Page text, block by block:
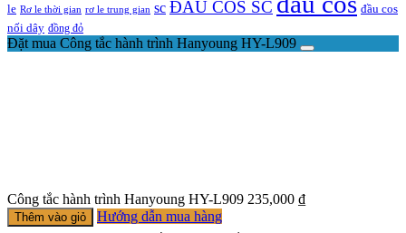
le Rơ le thời gian rơ le trung gian sc ĐẦU COS SC
đầu cos
nối dây đồng đỏ
Đặt mua Công tắc hành trình Hanyoung HY-L909
Công tắc hành trình Hanyoung HY-L909 235,000 ₫
Thêm vào giỏ
Hướng dẫn mua hàng